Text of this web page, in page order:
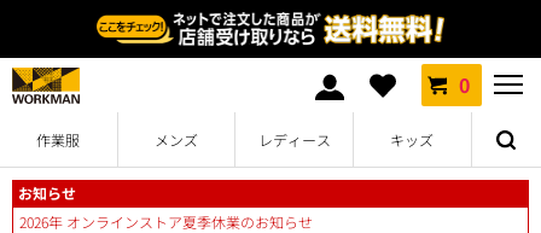
0
作業服 メンズ レディース キッズ
お知らせ
2026年 オンラインストア夏季休業のお知らせ